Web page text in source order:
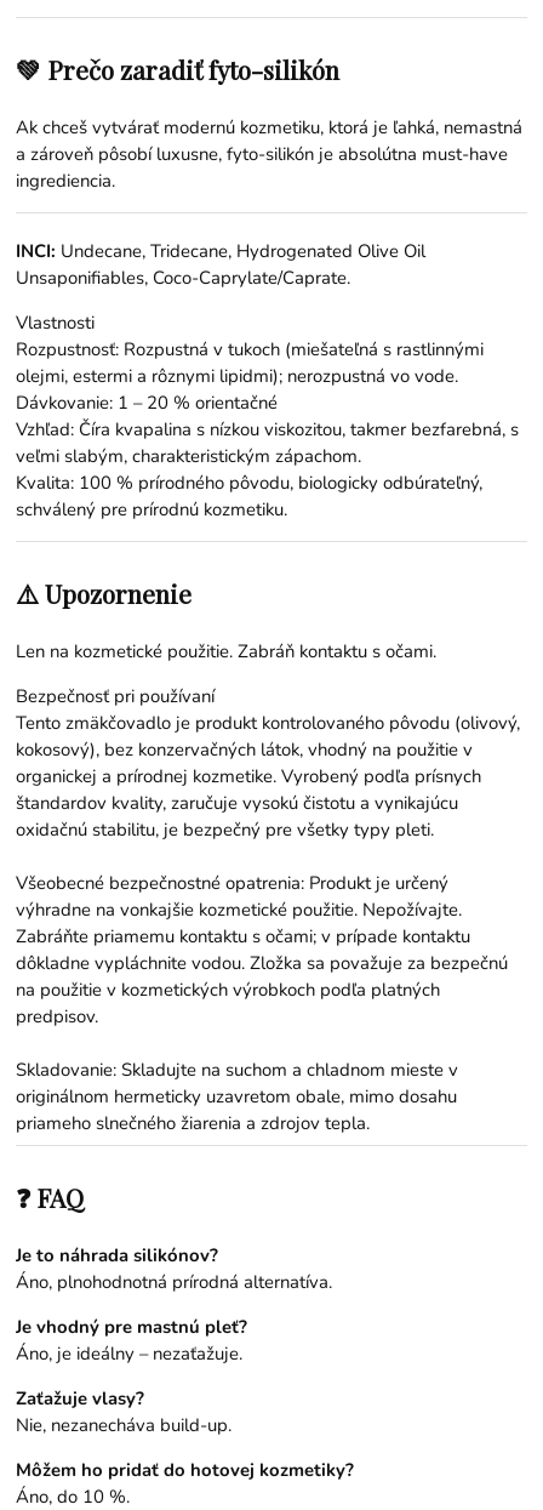
💚 Prečo zaradiť fyto-silikón
Ak chceš vytvárať modernú kozmetiku, ktorá je ľahká, nemastná
a zároveň pôsobí luxusne, fyto-silikón je absolútna must-have
ingrediencia.
INCI: Undecane, Tridecane, Hydrogenated Olive Oil
Unsaponifiables, Coco-Caprylate/Caprate.
Vlastnosti
Rozpustnosť: Rozpustná v tukoch (miešateľná s rastlinnými
olejmi, estermi a rôznymi lipidmi); nerozpustná vo vode.
Dávkovanie: 1 – 20 % orientačné
Vzhľad: Číra kvapalina s nízkou viskozitou, takmer bezfarebná, s
veľmi slabým, charakteristickým zápachom.
Kvalita: 100 % prírodného pôvodu, biologicky odbúrateľný,
schválený pre prírodnú kozmetiku.
⚠️ Upozornenie
Len na kozmetické použitie. Zabráň kontaktu s očami.
Bezpečnosť pri používaní
Tento zmäkčovadlo je produkt kontrolovaného pôvodu (olivový,
kokosový), bez konzervačných látok, vhodný na použitie v
organickej a prírodnej kozmetike. Vyrobený podľa prísnych
štandardov kvality, zaručuje vysokú čistotu a vynikajúcu
oxidačnú stabilitu, je bezpečný pre všetky typy pleti.
Všeobecné bezpečnostné opatrenia: Produkt je určený
výhradne na vonkajšie kozmetické použitie. Nepožívajte.
Zabráňte priamemu kontaktu s očami; v prípade kontaktu
dôkladne vypláchnite vodou. Zložka sa považuje za bezpečnú
na použitie v kozmetických výrobkoch podľa platných
predpisov.
Skladovanie: Skladujte na suchom a chladnom mieste v
originálnom hermeticky uzavretom obale, mimo dosahu
priameho slnečného žiarenia a zdrojov tepla.
❓ FAQ
Je to náhrada silikónov?
Áno, plnohodnotná prírodná alternatíva.
Je vhodný pre mastnú pleť?
Áno, je ideálny – nezaťažuje.
Zaťažuje vlasy?
Nie, nezanecháva build-up.
Môžem ho pridať do hotovej kozmetiky?
Áno, do 10 %.